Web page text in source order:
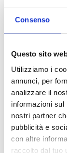
Consenso
Questo sito
Utilizziamo i
annunci, per
analizzare il
informazioni
nostri partner
pubblicità e
con altre
raccolto dal tuo
protettivi Dainese
paraschiena G1 e
dotata inoltre del
i pantaloni da moto
Lo spazio per
presenti 2 tasche
petto e 2 tasche
Product Material
D-Dry
Caratteristiche
1 tasca interna
1 tasca interna
2 tasche esterne
Capo da moto